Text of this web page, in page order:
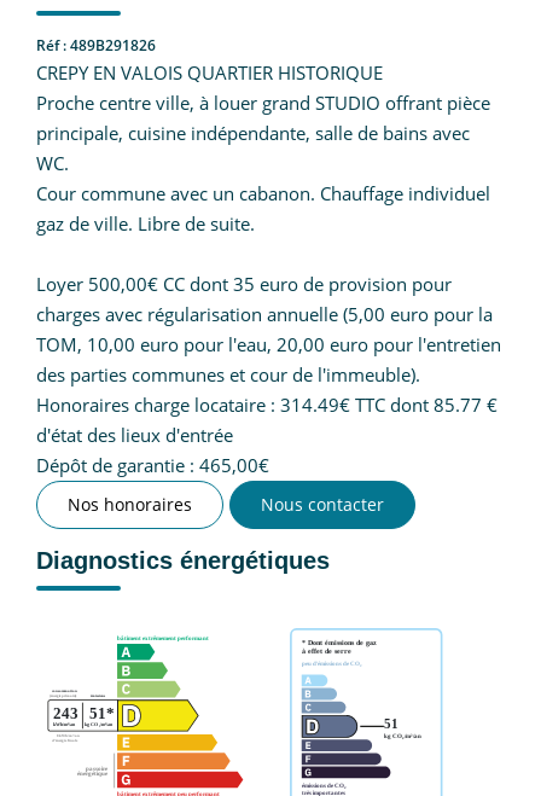
Réf : 489B291826
CREPY EN VALOIS QUARTIER HISTORIQUE
Proche centre ville, à louer grand STUDIO offrant pièce
principale, cuisine indépendante, salle de bains avec
WC.
Cour commune avec un cabanon. Chauffage individuel
gaz de ville. Libre de suite.
Loyer 500,00€ CC dont 35 euro de provision pour
charges avec régularisation annuelle (5,00 euro pour la
TOM, 10,00 euro pour l'eau, 20,00 euro pour l'entretien
des parties communes et cour de l'immeuble).
Honoraires charge locataire : 314.49€ TTC dont 85.77 €
d'état des lieux d'entrée
Dépôt de garantie : 465,00€
Nos honoraires Nous contacter
Diagnostics énergétiques